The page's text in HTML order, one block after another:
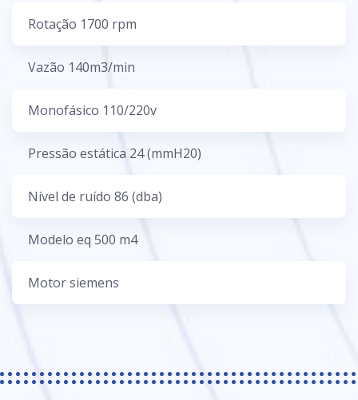
Rotação 1700 rpm
Vazão 140m3/min
Monofásico 110/220v
Pressão estática 24 (mmH20)
Nível de ruído 86 (dba)
Modelo eq 500 m4
Motor siemens